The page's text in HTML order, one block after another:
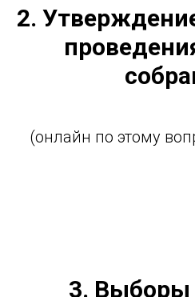
2.
(онлайн по этому
3. Выборы